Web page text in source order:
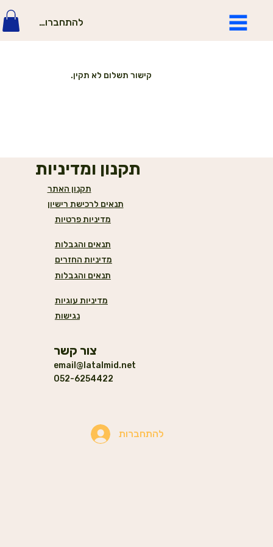
להתחברות
קישור תשלום לא תקין.
תקנון ומדיניות
תקנון האתר
תנאים לרכישת רישיון
מדיניות פרטיות
תנאים והגבלות
מדיניות החזרים
מדיניות עוגיות
נגישות
תנאים והגבלות
צור קשר
email@latalmid.net
052-6254422
להתחברות